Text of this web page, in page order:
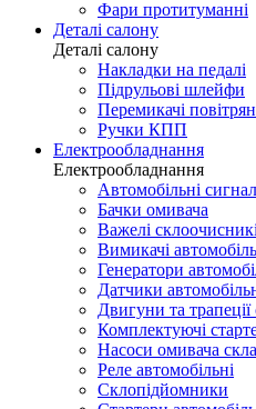
Фари протитуманні
Деталі салону
Деталі салону
Накладки на педалі
Підрульові шлейфи
Перемикачі
Ручки КПП
Електрообладнання
Електрообладнання
Автомобільні
Бачки омивача
Важелі
Вимикачі
Генератори
Датчики
Двигуни та
Комплектуючі
Насоси омивача
Реле автомобільні
Склопідйомники